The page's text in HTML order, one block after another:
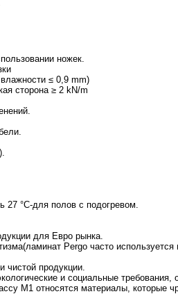
ножек.
≤ 0,9 mm)
сторона ≥ 2 kN/m
°C-для полов с подогревом.
для Евро рынка.
Pergo часто
чистой продукции.
и социальные требования,
М1 относятся материалы, которые